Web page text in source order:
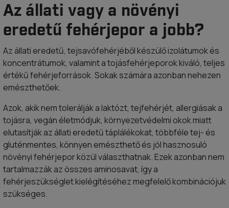
Az állati vagy a növényi
eredetű fehérjepor a jobb?
Az állati eredetű, tejsavófehérjéből készülő izolátumok és
koncentrátumok, valamint a tojásfehérjeporok kiváló, teljes
értékű fehérjeforrások. Sokak számára azonban nehezen
emészthetőek.
Azok, akik nem tolerálják a laktózt, tejfehérjét, allergiásak a
tojásra, vegán életmódjuk, környezetvédelmi okok miatt
elutasítják az állati eredetű táplálékokat, többféle tej- és
gluténmentes, könnyen emészthető és jól hasznosuló
növényi fehérjepor közül választhatnak. Ezek azonban nem
tartalmazzák az összes aminosavat, így a
fehérjeszükséglet kielégítéséhez megfelelő kombinációjuk
szükséges.